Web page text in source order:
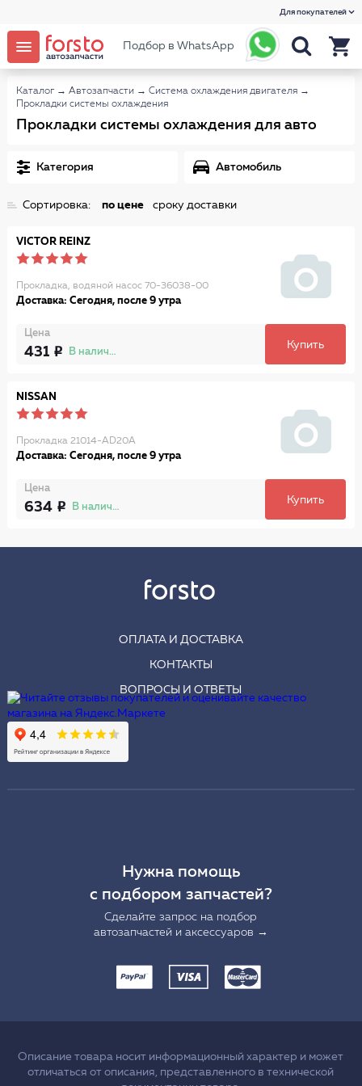
Для покупателей
Подбор в WhatsApp
Каталог → Автозапчасти → Система охлаждения двигателя →
Прокладки системы охлаждения
Прокладки системы охлаждения для авто
Категория Автомобиль
Сортировка: по цене сроку доставки
VICTOR REINZ
Прокладка, водяной насос 70-36038-00
Доставка: Сегодня, после 9 утра
Цена
431 В наличии
Купить
NISSAN
Прокладка 21014-AD20A
Доставка: Сегодня, после 9 утра
Цена
634 В наличии
Купить
ОПЛАТА И ДОСТАВКА
КОНТАКТЫ
ВОПРОСЫ И ОТВЕТЫ
Нужна помощь
с подбором запчастей?
Сделайте запрос на подбор
автозапчастей и аксессуаров →
Описание товара носит информационный характер и может
отличаться от описания, представленного в технической